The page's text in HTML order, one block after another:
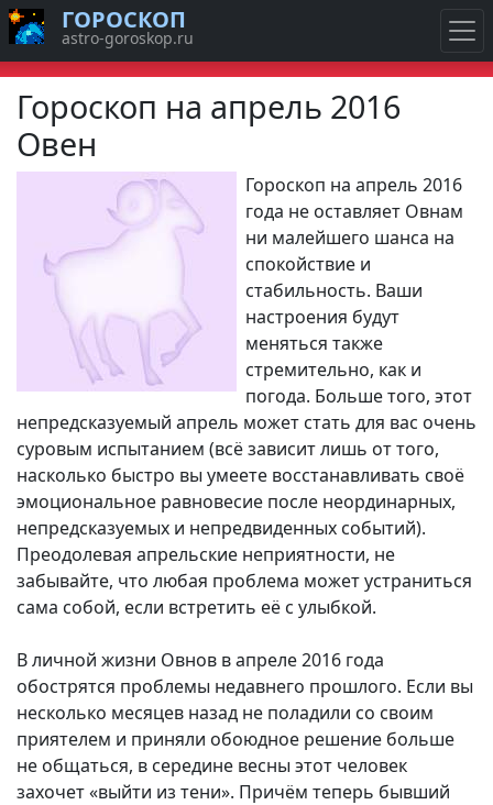
Гороскоп на апрель 2016
Овен
Гороскоп на апрель 2016
года не оставляет Овнам
ни малейшего шанса на
спокойствие и
стабильность. Ваши
настроения будут
меняться также
стремительно, как и
погода. Больше того, этот
непредсказуемый апрель может стать для вас очень
суровым испытанием (всё зависит лишь от того,
насколько быстро вы умеете восстанавливать своё
эмоциональное равновесие после неординарных,
непредсказуемых и непредвиденных событий).
Преодолевая апрельские неприятности, не
забывайте, что любая проблема может устраниться
сама собой, если встретить её с улыбкой.
В личной жизни Овнов в апреле 2016 года
обострятся проблемы недавнего прошлого. Если вы
несколько месяцев назад не поладили со своим
приятелем и приняли обоюдное решение больше
не общаться, в середине весны этот человек
захочет «выйти из тени». Причём теперь бывший
ГОРОСКОП
astro-goroskop.ru